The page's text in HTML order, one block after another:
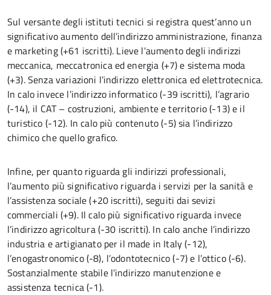
Sul versante degli istituti tecnici si registra quest’anno un
significativo aumento dell’indirizzo amministrazione, finanza
e marketing (+61 iscritti). Lieve l’aumento degli indirizzi
meccanica, meccatronica ed energia (+7) e sistema moda
(+3). Senza variazioni l’indirizzo elettronica ed elettrotecnica.
In calo invece l’indirizzo informatico (-39 iscritti), l’agrario
(-14), il CAT – costruzioni, ambiente e territorio (-13) e il
turistico (-12). In calo più contenuto (-5) sia l’indirizzo
chimico che quello grafico.
Infine, per quanto riguarda gli indirizzi professionali,
l’aumento più significativo riguarda i servizi per la sanità e
l’assistenza sociale (+20 iscritti), seguiti dai sevizi
commerciali (+9). Il calo più significativo riguarda invece
l’indirizzo agricoltura (-30 iscritti). In calo anche l’indirizzo
industria e artigianato per il made in Italy (-12),
l’enogastronomico (-8), l’odontotecnico (-7) e l’ottico (-6).
Sostanzialmente stabile l’indirizzo manutenzione e
assistenza tecnica (-1).